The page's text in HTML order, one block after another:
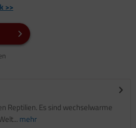
>>
Reptilien. Es sind wechselwarme
mehr